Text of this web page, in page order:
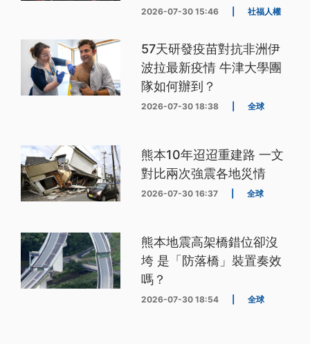
2026-07-30 15:46 社福人權
57天研發疫苗對抗非洲伊
波拉最新疫情 牛津大學團
隊如何辦到？
2026-07-30 18:38 全球
熊本10年迢迢重建路 一文
對比兩次強震各地災情
2026-07-30 16:37 全球
熊本地震高架橋錯位卻沒
垮 是「防落橋」裝置奏效
嗎？
2026-07-30 18:54 全球